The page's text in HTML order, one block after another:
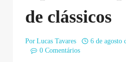
de clássicos
Por Lucas Tavares
6 de agosto
0 Comentários